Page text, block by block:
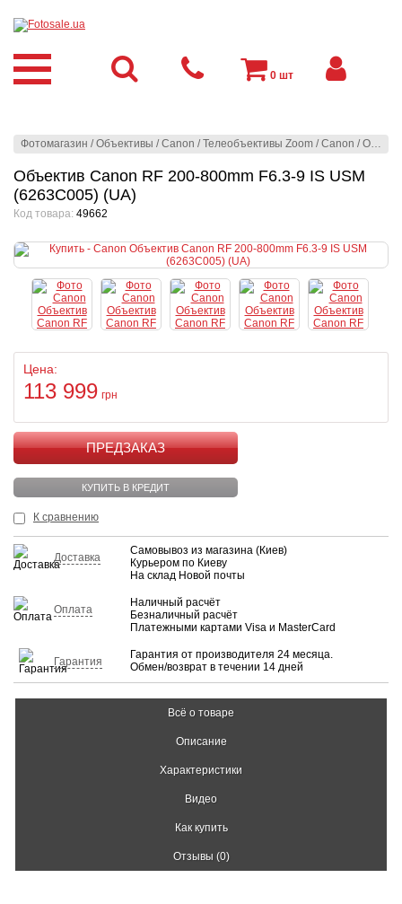
Фотомагазин /Объективы /Canon /Телеобъективы Zoom /Canon /Объектив Canon RF 200-800mm F6.3-9 IS USM (6263C005) (UA)
Объектив Canon RF 200-800mm F6.3-9 IS USM
(6263C005) (UA)
Код товара: 49662
Цена:
113 999 грн
КУПИТЬ
КУПИТЬ В КРЕДИТ
К сравнению
Доставка
Самовывоз из магазина (Киев)
Курьером по Киеву
На склад Новой почты
Оплата
Наличный расчёт
Безналичный расчёт
Платежными картами Visa и MasterCard
Гарантия
Гарантия от производителя 24 месяца.
Обмен/возврат в течении 14 дней
Всё о товаре
Описание
Характеристики
Видео
Как купить
Отзывы (0)
0 шт